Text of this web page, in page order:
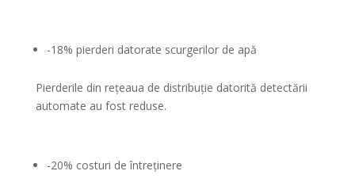
-18% pierderi datorate scurgerilor de apă
Pierderile din rețeaua de distribuție datorită detectării
automate au fost reduse.
-20% costuri de întreținere